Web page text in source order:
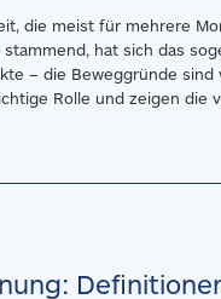
die meist für mehrere
hat sich das
– die Beweggründe
Rolle und zeigen